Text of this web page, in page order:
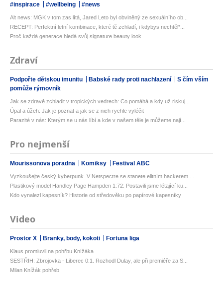
#inspirace #wellbeing #news
Alt news: MGK v tom zas lítá, Jared Leto byl obviněný ze sexuálního ob...
RECEPT: Perfektní letní kombinace, které tě zchladí, i kdybys nechtěl*...
Proč každá generace hledá svůj signature beauty look
Zdraví
Podpořte dětskou imunitu Babské rady proti nachlazení
S čím vším
pomůže rýmovník
Jak se zdravě zchladit v tropických vedrech: Co pomáhá a kdy už riskuj...
Úpal a úžeh: Jak je poznat a jak se z nich rychle vyléčit
Parazité v nás: Kterým se u nás líbí a kde v našem těle je můžeme nají...
Pro nejmenší
Mourissonova poradna Komiksy Festival ABC
Vyzkoušejte český kyberpunk. V Netspectre se stanete elitním hackerem ...
Plastikový model Handley Page Hampden 1:72: Postavili jsme létající ku...
Kdo vynalezl kapesník? Historie od středověku po papírové kapesníky
Video
Prostor X Branky, body, kokoti Fortuna liga
Klaus promluvil na pohřbu Knížáka
SESTŘIH: Zbrojovka - Liberec 0:1. Rozhodl Dulay, ale při premiéře za S...
Milan Knížák pohřeb